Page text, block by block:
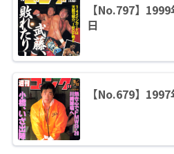
【No.797】
日
【No.679】